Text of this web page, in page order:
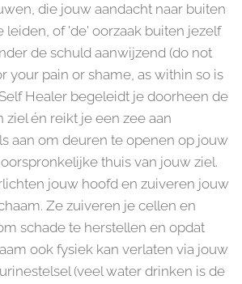
die jouw aandacht naar buiten
leiden, of 'de' oorzaak buiten jezelf
de schuld aanwijzend (do not
your pain or shame, as within so is
Healer begeleidt je doorheen de
ziel én reikt je een zee aan
aan om deuren te openen op jouw
thuis van jouw ziel.
jouw hoofd en zuiveren jouw
Ze zuiveren je cellen en
schade te herstellen en opdat
ook fysiek kan verlaten via jouw
(veel water drinken is de